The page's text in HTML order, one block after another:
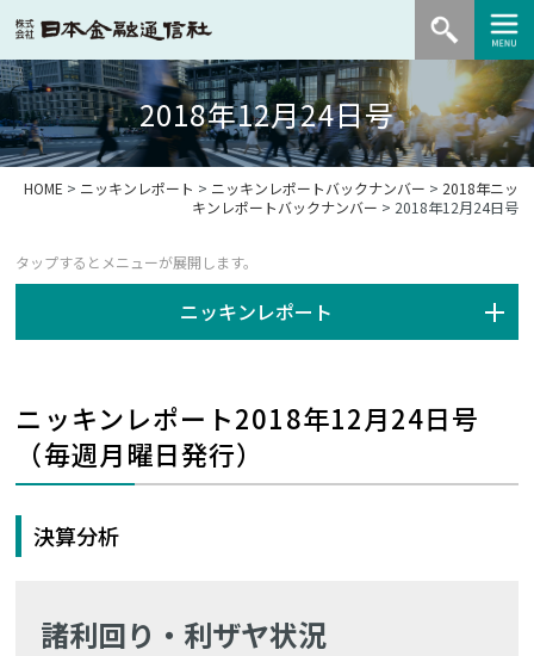
2018年12月24日号
HOME > ニッキンレポート > ニッキンレポートバックナンバー > 2018年ニッ
キンレポートバックナンバー > 2018年12月24日号
ニッキンレポート
ニッキンレポート2018年12月24日号
（毎週月曜日発行）
決算分析
諸利回り・利ザヤ状況